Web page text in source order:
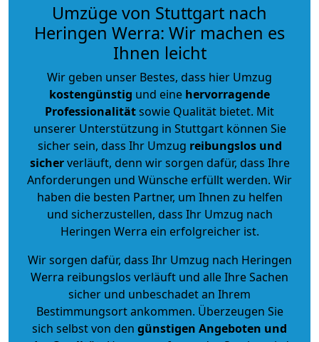
Umzüge von Stuttgart nach
Heringen Werra: Wir machen es
Ihnen leicht
Wir geben unser Bestes, dass hier Umzug
kostengünstig und eine hervorragende
Professionalitätsowie Qualität bietet. Mit
unserer Unterstützung in Stuttgart können Sie
sicher sein, dass Ihr Umzug reibungslos und
sicherverläuft, denn wir sorgen dafür, dass Ihre
Anforderungen und Wünsche erfüllt werden. Wir
haben die besten Partner, um Ihnen zu helfen
und sicherzustellen, dass Ihr Umzug nach
Heringen Werra ein erfolgreicher ist.
Wir sorgen dafür, dass Ihr Umzug nach Heringen
Werra reibungslos verläuft und alle Ihre Sachen
sicher und unbeschadet an Ihrem
Bestimmungsort ankommen. Überzeugen Sie
sich selbst von den günstigen Angeboten und